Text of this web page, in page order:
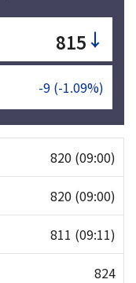
815 ↓
-9 (-1.09%)
820 (09:00)
820 (09:00)
811 (09:11)
824